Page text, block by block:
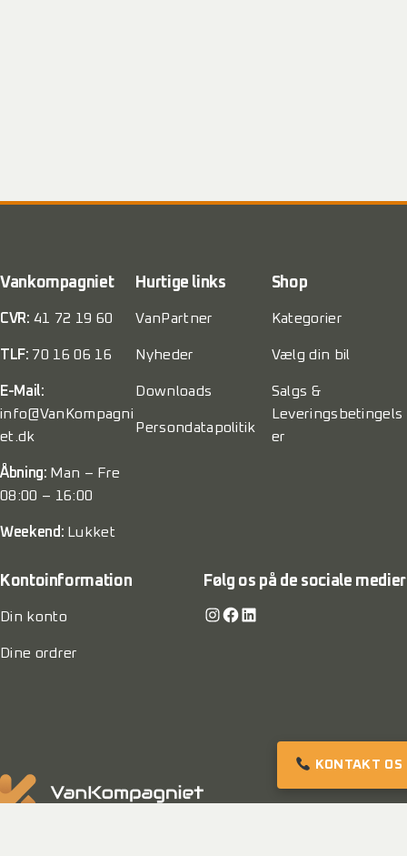
Vankompagniet
CVR: 41 72 19 60
TLF: 70 16 06 16
E-Mail:
info@VanKompagni
et.dk
Åbning: Man – Fre
08:00 – 16:00
Weekend: Lukket
Hurtige links
VanPartner
Nyheder
Downloads
Persondatapolitik
Shop
Kategorier
Vælg din bil
Salgs &
Leveringsbetingels
er
Kontoinformation
Din konto
Dine ordrer
Følg os på de sociale medier
Instagram Facebook LinkedIn
KONTAKT OS